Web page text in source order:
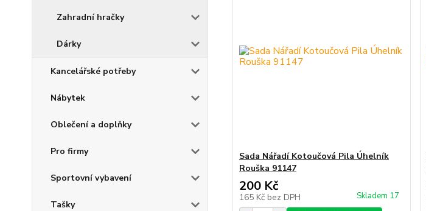
Zahradní hračky
Dárky
Kancelářské potřeby
Nábytek
Oblečení a doplňky
Pro firmy
Sportovní vybavení
Tašky
Sada Nářadí Kotoučová Pila Úhelník
Rouška 91147
200 Kč
165 Kč bez DPH Skladem 17